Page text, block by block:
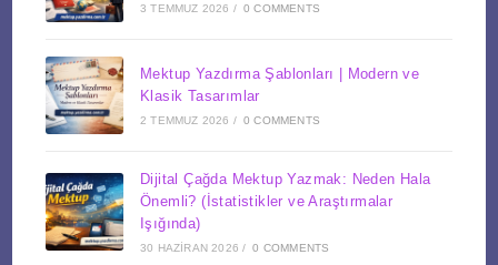
3 TEMMUZ 2026 / 0 COMMENTS
Mektup Yazdırma Şablonları | Modern ve
Klasik Tasarımlar
2 TEMMUZ 2026 / 0 COMMENTS
Dijital Çağda Mektup Yazmak: Neden Hala
Önemli? (İstatistikler ve Araştırmalar
Işığında)
30 HAZIRAN 2026 / 0 COMMENTS